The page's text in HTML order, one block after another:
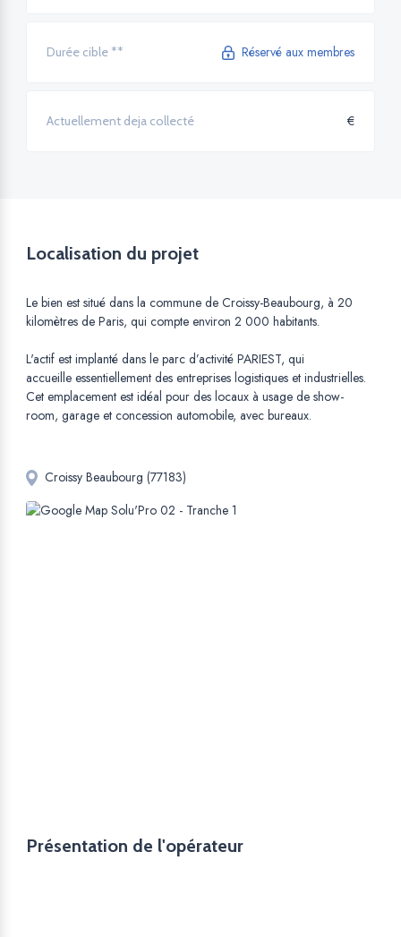
Durée cible ** Réservé aux membres
Actuellement deja collecté €
Localisation du projet
Le bien est situé dans la commune de Croissy-Beaubourg, à 20
kilomètres de Paris, qui compte environ 2 000 habitants.
L'actif est implanté dans le parc d’activité PARIEST, qui
accueille essentiellement des entreprises logistiques et industrielles.
Cet emplacement est idéal pour des locaux à usage de show-
room, garage et concession automobile, avec bureaux.
Croissy Beaubourg (77183)
Présentation de l'opérateur